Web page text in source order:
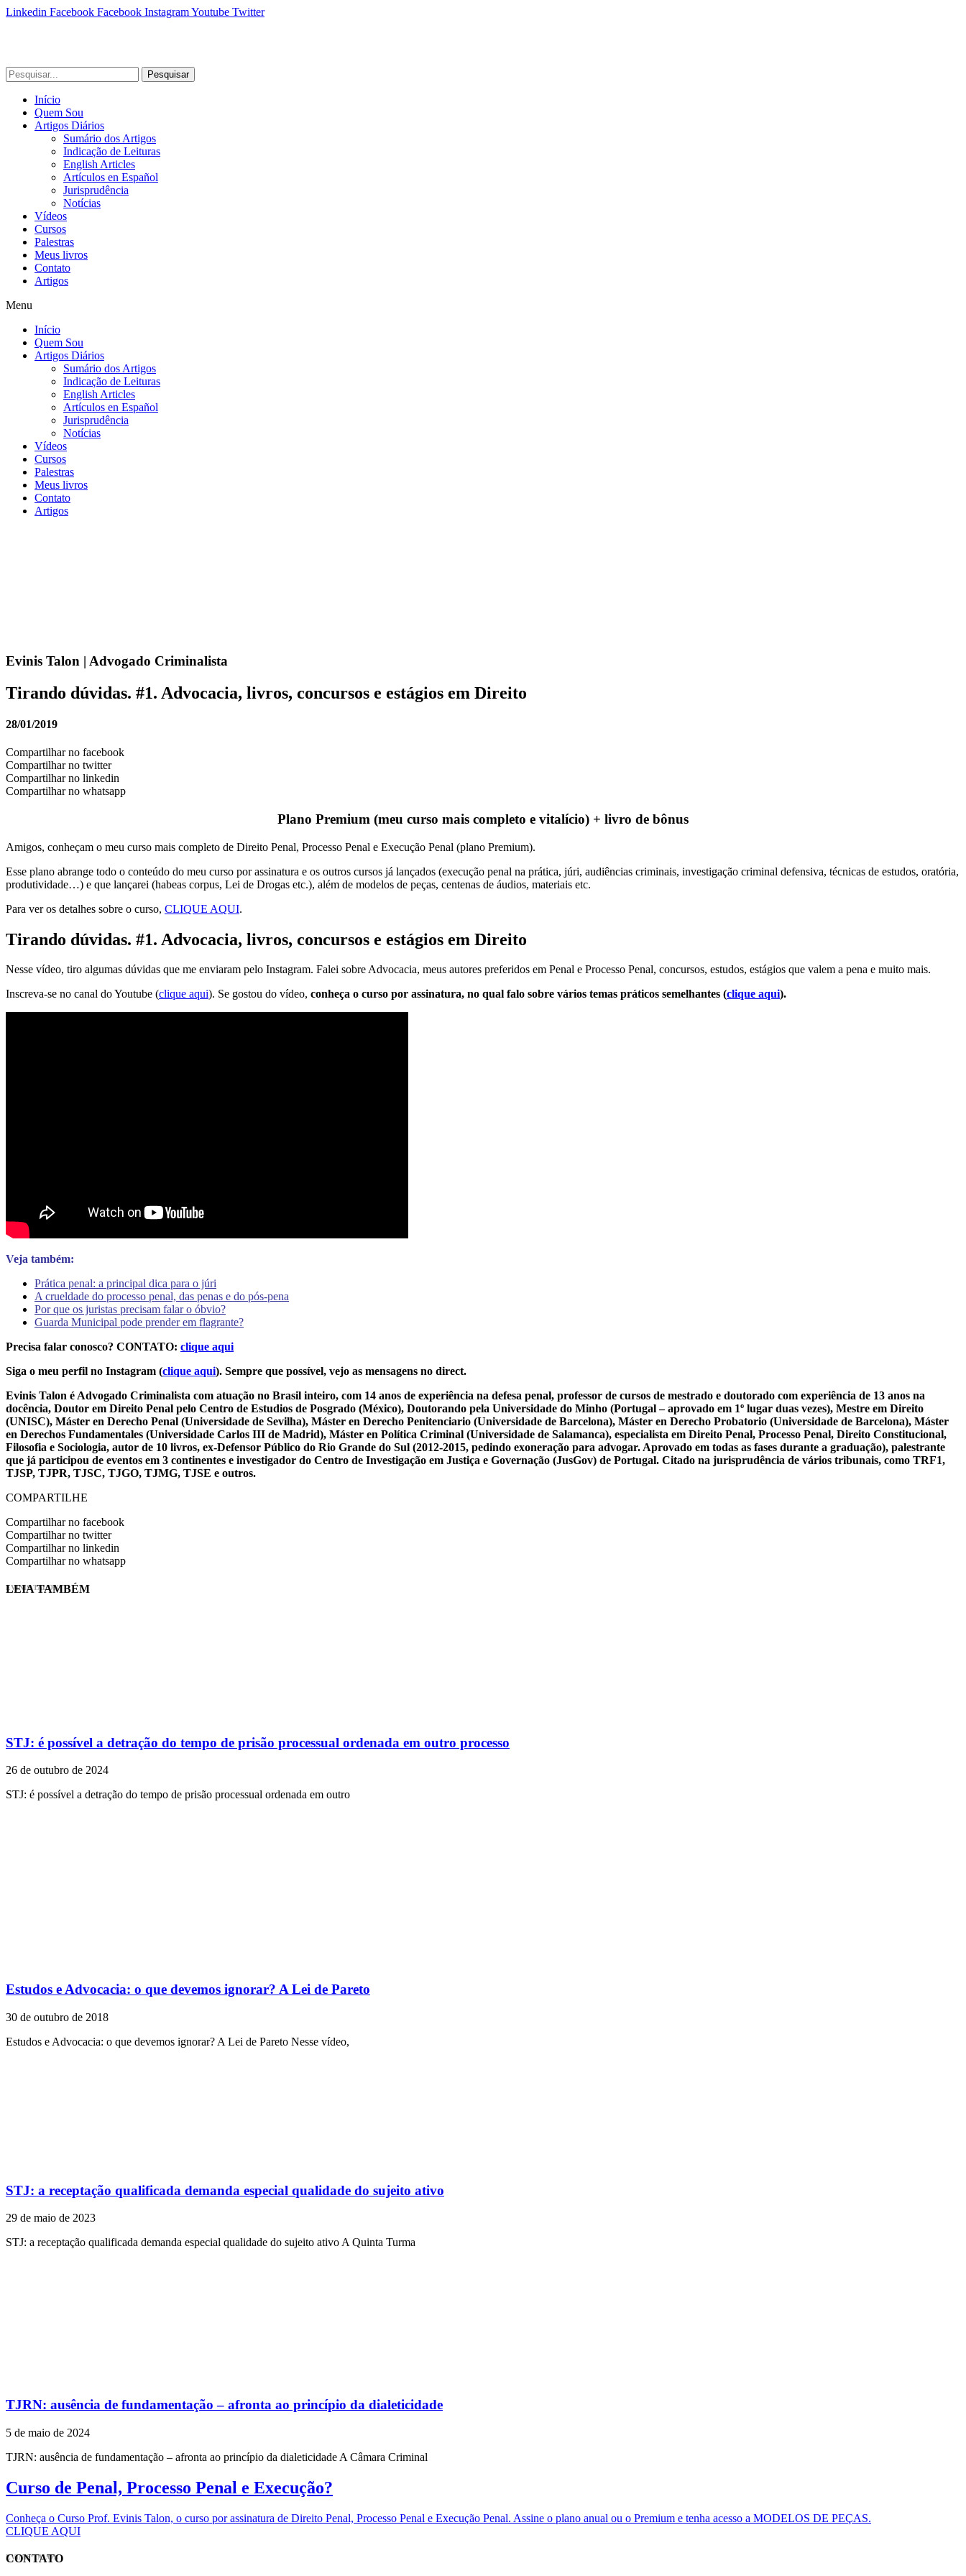
Linkedin Facebook Facebook InstagramYoutube Twitter
Pesquisar
Início
Quem Sou
Artigos Diários
Sumário dos Artigos
Indicação de Leituras
English Articles
Artículos en Español
Jurisprudência
Notícias
Vídeos
Cursos
Palestras
Meus livros
Contato
Artigos
Menu
Início
Quem Sou
Artigos Diários
Sumário dos Artigos
Indicação de Leituras
English Articles
Artículos en Español
Jurisprudência
Notícias
Vídeos
Cursos
Palestras
Meus livros
Contato
Artigos
Evinis Talon | Advogado Criminalista
Tirando dúvidas. #1. Advocacia, livros, concursos e estágios em Direito
28/01/2019
Compartilhar no facebook
Compartilhar no twitter
Compartilhar no linkedin
Compartilhar no whatsapp
Plano Premium (meu curso mais completo e vitalício) + livro de bônus
Amigos, conheçam o meu curso mais completo de Direito Penal, Processo Penal e Execução Penal (plano Premium).
Esse plano abrange todo o conteúdo do meu curso por assinatura e os outros cursos já lançados (execução penal na prática, júri, audiências criminais, investigação criminal defensiva, técnicas de estudos, oratória,
produtividade…) e que lançarei (habeas corpus, Lei de Drogas etc.), além de modelos de peças, centenas de áudios, materiais etc.
Para ver os detalhes sobre o curso, CLIQUE AQUI.
Tirando dúvidas. #1. Advocacia, livros, concursos e estágios em Direito
Nesse vídeo, tiro algumas dúvidas que me enviaram pelo Instagram. Falei sobre Advocacia, meus autores preferidos em Penal e Processo Penal, concursos, estudos, estágios que valem a pena e muito mais.
Inscreva-se no canal do Youtube (clique aqui). Se gostou do vídeo, conheça o curso por assinatura, no qual falo sobre vários temas práticos semelhantes (clique aqui).
Veja também:
Prática penal: a principal dica para o júri
A crueldade do processo penal, das penas e do pós-pena
Por que os juristas precisam falar o óbvio?
Guarda Municipal pode prender em flagrante?
Precisa falar conosco? CONTATO: clique aqui
Siga o meu perfil no Instagram (clique aqui). Sempre que possível, vejo as mensagens no direct.
Evinis Talon é Advogado Criminalista com atuação no Brasil inteiro, com 14 anos de experiência na defesa penal, professor de cursos de mestrado e doutorado com experiência de 13 anos na
docência, Doutor em Direito Penal pelo Centro de Estudios de Posgrado (México), Doutorando pela Universidade do Minho (Portugal – aprovado em 1º lugar duas vezes), Mestre em Direito
(UNISC), Máster en Derecho Penal (Universidade de Sevilha), Máster en Derecho Penitenciario (Universidade de Barcelona), Máster en Derecho Probatorio (Universidade de Barcelona), Máster
en Derechos Fundamentales (Universidade Carlos III de Madrid), Máster en Política Criminal (Universidade de Salamanca), especialista em Direito Penal, Processo Penal, Direito Constitucional,
Filosofia e Sociologia, autor de 10 livros, ex-Defensor Público do Rio Grande do Sul (2012-2015, pedindo exoneração para advogar. Aprovado em todas as fases durante a graduação), palestrante
que já participou de eventos em 3 continentes e investigador do Centro de Investigação em Justiça e Governação (JusGov) de Portugal. Citado na jurisprudência de vários tribunais, como TRF1,
TJSP, TJPR, TJSC, TJGO, TJMG, TJSE e outros.
COMPARTILHE
Compartilhar no facebook
Compartilhar no twitter
Compartilhar no linkedin
Compartilhar no whatsapp
EVINIS TALON
LEIA TAMBÉM
STJ: é possível a detração do tempo de prisão processual ordenada em outro processo
26 de outubro de 2024
STJ: é possível a detração do tempo de prisão processual ordenada em outro
Estudos e Advocacia: o que devemos ignorar? A Lei de Pareto
30 de outubro de 2018
Estudos e Advocacia: o que devemos ignorar? A Lei de Pareto Nesse vídeo,
STJ: a receptação qualificada demanda especial qualidade do sujeito ativo
29 de maio de 2023
STJ: a receptação qualificada demanda especial qualidade do sujeito ativo A Quinta Turma
TJRN: ausência de fundamentação – afronta ao princípio da dialeticidade
5 de maio de 2024
TJRN: ausência de fundamentação – afronta ao princípio da dialeticidade A Câmara Criminal
Curso de Penal, Processo Penal e Execução?
Conheça o Curso Prof. Evinis Talon, o curso por assinatura de Direito Penal, Processo Penal e Execução Penal. Assine o plano anual ou o Premium e tenha acesso a MODELOS DE PEÇAS.
CLIQUE AQUI
EVINIS TALON
CONTATO